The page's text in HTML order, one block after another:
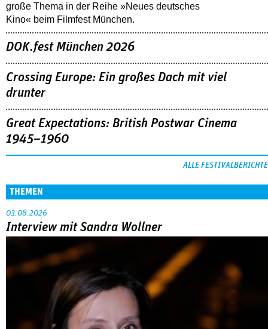
große Thema in der Reihe »Neues deutsches
Kino« beim Filmfest München.
DOK.fest München 2026
Crossing Europe: Ein großes Dach mit viel
drunter
Great Expectations: British Postwar Cinema
1945–1960
ALLE FESTIVALBERICHTE
THEMEN
03.08.2026
Interview mit Sandra Wollner